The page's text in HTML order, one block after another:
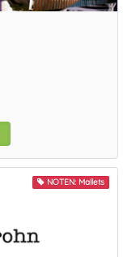
NOTEN: Mallets